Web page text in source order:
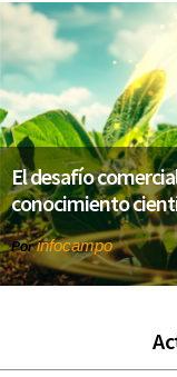
El desafío
conocimiento
Porinfocampo